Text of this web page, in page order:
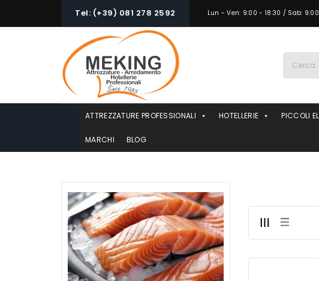
Tel: (+39) 081 278 2592 Lun - Ven: 9:00 - 18:30 / Sab:
per:
ATTREZZATURE PROFESSIONALI HOTELLERIE PICCOLI
MARCHI BLOG